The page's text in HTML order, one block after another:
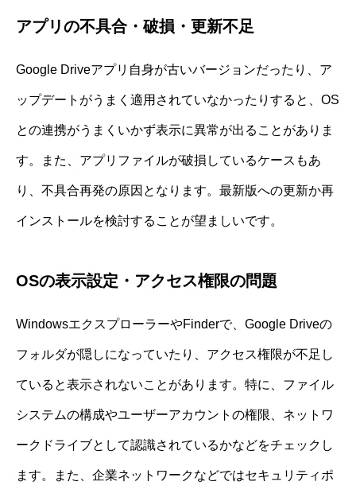
アプリの不具合・破損・更新不足
Google Driveアプリ自身が古いバージョンだったり、ア
ップデートがうまく適用されていなかったりすると、OS
との連携がうまくいかず表示に異常が出ることがありま
す。また、アプリファイルが破損しているケースもあ
り、不具合再発の原因となります。最新版への更新か再
インストールを検討することが望ましいです。
OSの表示設定・アクセス権限の問題
WindowsエクスプローラーやFinderで、Google Driveの
フォルダが隠しになっていたり、アクセス権限が不足し
ていると表示されないことがあります。特に、ファイル
システムの構成やユーザーアカウントの権限、ネットワ
ークドライブとして認識されているかなどをチェックし
ます。また、企業ネットワークなどではセキュリティポ